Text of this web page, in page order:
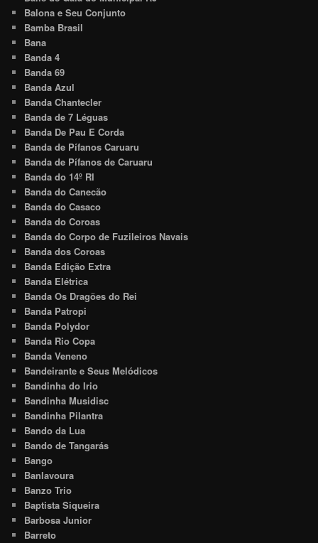
Balona e Seu Conjunto
Bamba Brasil
Bana
Banda 4
Banda 69
Banda Azul
Banda Chantecler
Banda de 7 Léguas
Banda De Pau E Corda
Banda de Pífanos Caruaru
Banda de Pífanos de Caruaru
Banda do 14º RI
Banda do Canecão
Banda do Casaco
Banda do Coroas
Banda do Corpo de Fuzileiros Navais
Banda dos Coroas
Banda Edição Extra
Banda Elétrica
Banda Os Dragões do Rei
Banda Patropi
Banda Polydor
Banda Rio Copa
Banda Veneno
Bandeirante e Seus Melódicos
Bandinha do Irio
Bandinha Musidisc
Bandinha Pilantra
Bando da Lua
Bando de Tangarás
Bango
Banlavoura
Banzo Trio
Baptista Siqueira
Barbosa Junior
Barreto